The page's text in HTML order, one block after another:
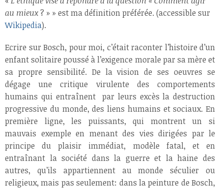
au mieux? » » est ma définition préférée. (accessible sur
Wikipedia).
Ecrire sur Bosch, pour moi, c’était raconter l’histoire d’un
enfant solitaire poussé à l’exigence morale par sa mère et
sa propre sensibilité. De la vision de ses oeuvres se
dégage une critique virulente des comportements
humains qui entraînent par leurs excès la destruction
progressive du monde, des liens humains et sociaux. En
première ligne, les puissants, qui montrent un si
mauvais exemple en menant des vies dirigées par le
principe du plaisir immédiat, modèle fatal, et en
entraînant la société dans la guerre et la haine des
autres, qu’ils appartiennent au monde séculier ou
religieux, mais pas seulement: dans la peinture de Bosch,